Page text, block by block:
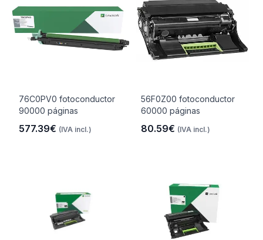
76C0PV0 fotoconductor
90000 páginas
577.39€ (IVA incl.)
56F0Z00 fotoconductor
60000 páginas
80.59€ (IVA incl.)